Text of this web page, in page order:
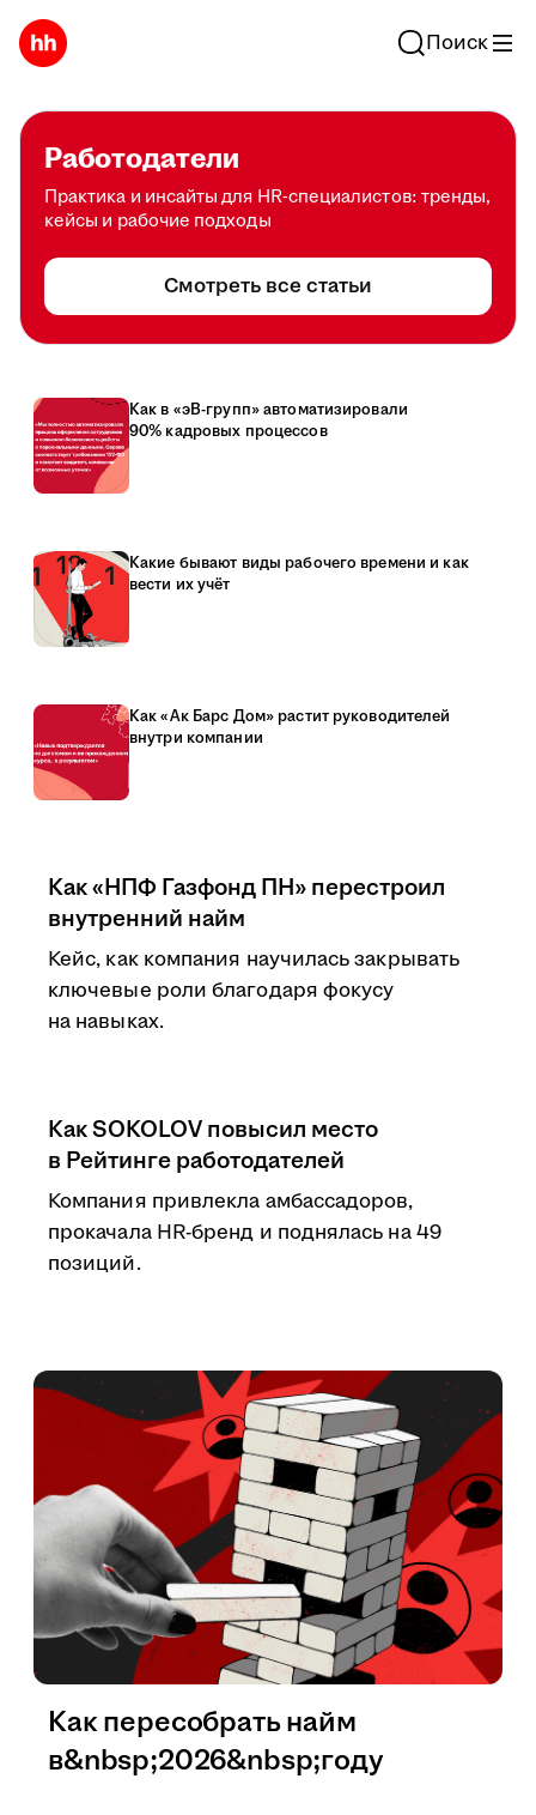
Поиск
Работодатели
Практика и инсайты для HR-специалистов: тренды,
кейсы и рабочие подходы
Смотреть все статьи
Как в «эВ-групп» автоматизировали
90% кадровых процессов
Какие бывают виды рабочего времени и как
вести их учёт
Как «Ак Барс Дом» растит руководителей
внутри компании
Как «НПФ Газфонд ПН» перестроил
внутренний найм
Кейс, как компания научилась закрывать
ключевые роли благодаря фокусу
на навыках.
Как SOKOLOV повысил место
в Рейтинге работодателей
Компания привлекла амбассадоров,
прокачала HR-бренд и поднялась на 49
позиций.
Как пересобрать найм
в&nbsp;2026&nbsp;году